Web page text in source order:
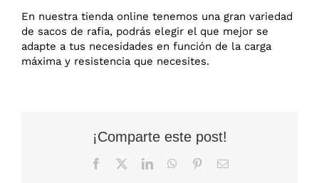
En nuestra tienda online tenemos una gran variedad
de sacos de rafia, podrás elegir el que mejor se
adapte a tus necesidades en función de la carga
máxima y resistencia que necesites.
¡Comparte este post!
Facebook LinkedInWhatsApp
PinterestCorreo